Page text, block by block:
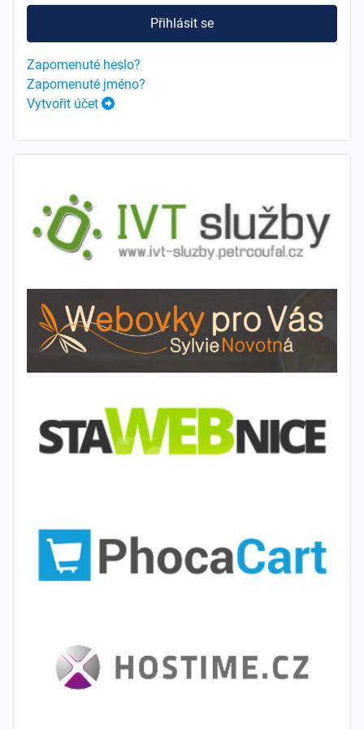
Přihlásit se
Zapomenuté heslo?
Zapomenuté jméno?
Vytvořit účet